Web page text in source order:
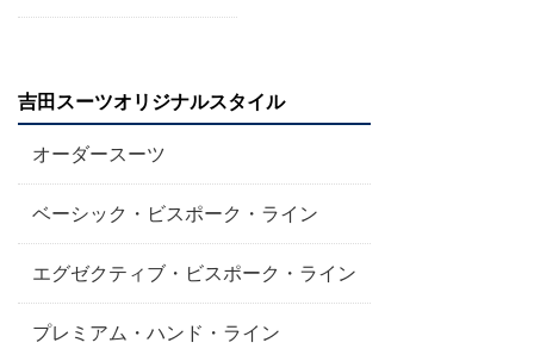
吉田スーツオリジナルスタイル
オーダースーツ
ベーシック・ビスポーク・ライン
エグゼクティブ・ビスポーク・ライン
プレミアム・ハンド・ライン